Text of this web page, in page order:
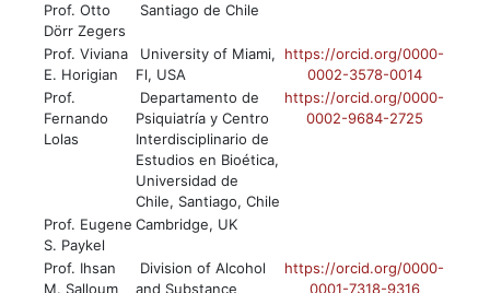
Prof. Otto
Dörr Zegers
Santiago de Chile
Prof. Viviana
E. Horigian
University of Miami,
Fl, USA
https://orcid.org/0000-
0002-3578-0014
Prof.
Fernando
Lolas
Departamento de
Psiquiatría y Centro
Interdisciplinario de
Estudios en Bioética,
Universidad de
Chile, Santiago, Chile
https://orcid.org/0000-
0002-9684-2725
Prof. Eugene
S. Paykel
Cambridge, UK
Prof. Ihsan
M. Salloum
Division of Alcohol
and Substance
https://orcid.org/0000-
0001-7318-9316